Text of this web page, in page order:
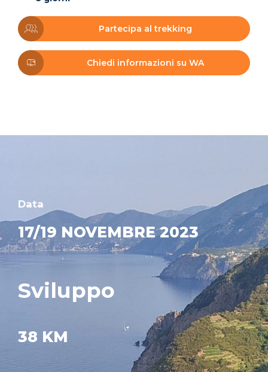
Partecipa al trekking
Chiedi informazioni su WA
Data
17/19 NOVEMBRE 2023
Sviluppo
38 KM